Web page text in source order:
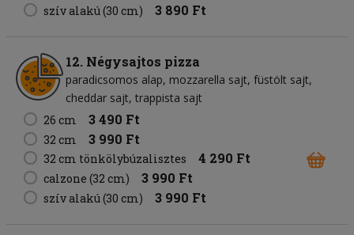
szív alakú (30 cm) 3 890 Ft
12. Négysajtos pizza
paradicsomos alap mozzarella sajt füstölt sajt
cheddar sajt trappista sajt
26 cm
3 490 Ft
32 cm 3 990 Ft
32 cm tönkölybúzalisztes 4 290 Ft
calzone (32 cm) 3 990 Ft
szív alakú (30 cm) 3 990 Ft